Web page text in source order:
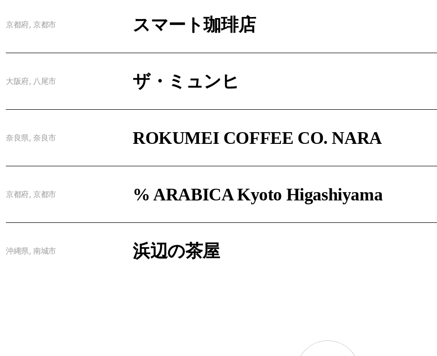
京都府, 京都市 スマート珈琲店
大阪府, 八尾市 ザ・ミュンヒ
奈良県, 奈良市 ROKUMEI COFFEE CO. NARA
京都府, 京都市 % ARABICA Kyoto Higashiyama
沖縄県, 南城市 浜辺の茶屋